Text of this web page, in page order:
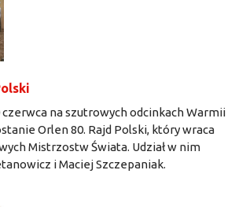
czerwca na szutrowych odcinkach Warmii
Orlen 80. Rajd Polski, który wraca
Mistrzostw Świata. Udział w nim
i Maciej Szczepaniak.